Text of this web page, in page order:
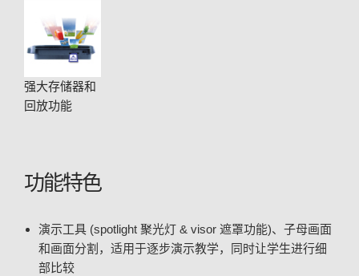
强大存储器和
回放功能
功能特色
演示工具 (spotlight 聚光灯 & visor 遮罩功能)、子母画面
和画面分割，适用于逐步演示教学，同时让学生进行细
部比较